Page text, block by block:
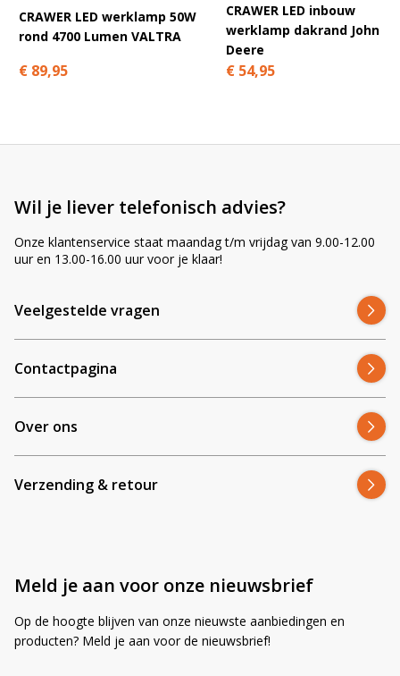
Keurtemperatuur 6000K – helder wit licht;
Geschikt voor 10 tot 32 volt DC.
Deze inbouw lamp maakt de aanschaf extra voordelig want met
meer dan 30.000 branduren kost de lamp 0.001 euro per uur. Fijn
CRAWER LED werklamp 50W
rond 4700 Lumen VALTRA
€ 89,95
CRAWER LED inbouw
werklamp dakrand John
Deere
€ 54,95
Wil je liever telefonisch advies?
Onze klantenservice staat maandag t/m vrijdag van 9.00-12.00
uur en 13.00-16.00 uur voor je klaar!
Veelgestelde vragen
Contactpagina
Over ons
Verzending & retour
Meld je aan voor onze nieuwsbrief
Op de hoogte blijven van onze nieuwste aanbiedingen en
producten? Meld je aan voor de nieuwsbrief!